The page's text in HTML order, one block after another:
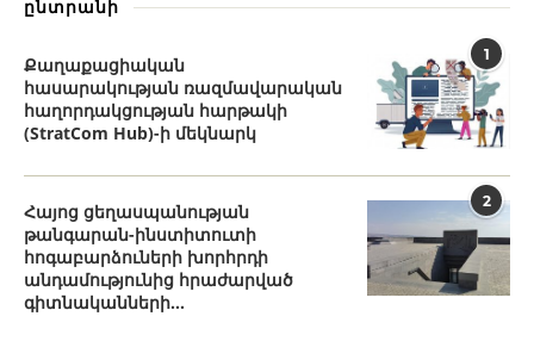
ընտրանի
1
Քաղաքացիական
հասարակության ռազմավարական
հաղորդակցության հարթակի
(StratCom Hub)-ի մեկնարկ
2
Հայոց ցեղասպանության
թանգարան-ինստիտուտի
հոգաբարձուների խորհրդի
անդամությունից հրաժարված
գիտնականների...